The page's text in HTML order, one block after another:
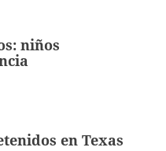
niños
en Texas